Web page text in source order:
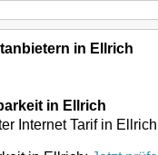
in Ellrich
in Ellrich
Internet Tarif in